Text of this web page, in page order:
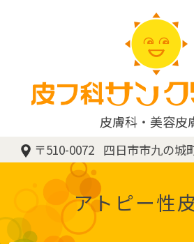
皮膚科 美容皮
〒510-0072 四日市市九の城
アトピー性